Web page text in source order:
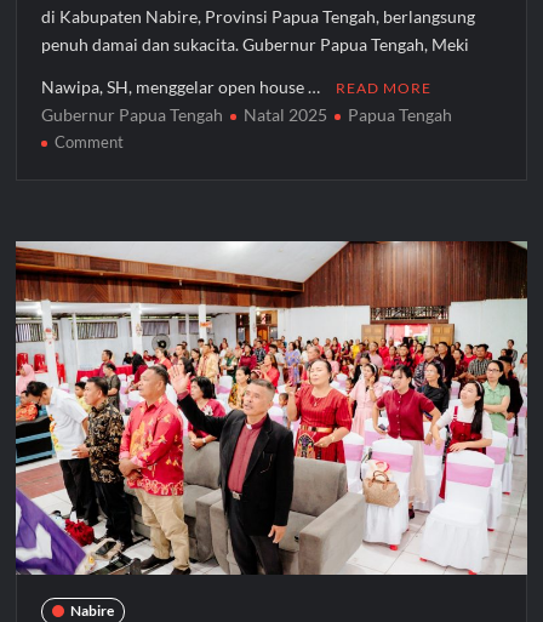
di Kabupaten Nabire, Provinsi Papua Tengah, berlangsung
penuh damai dan sukacita. Gubernur Papua Tengah, Meki
Nawipa, SH, menggelar open house … READ MORE
Gubernur Papua Tengah Natal 2025 Papua Tengah
Commenton
Meki
Nawipa
Gelar
Open
House
Natal,
Wujudkan
Toleransi
dan
Kebersamaan
di
Nabire
Nabire